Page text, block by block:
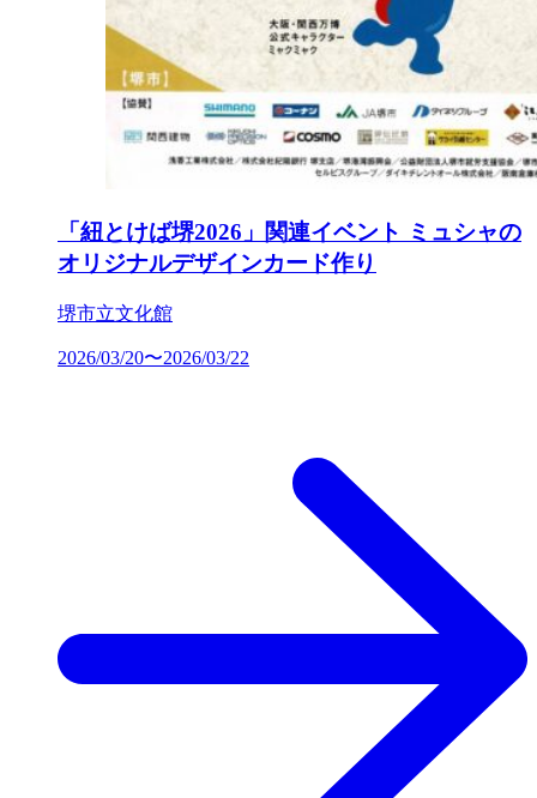
「紐とけば堺2026」関連イベント ミュシャの
オリジナルデザインカード作り
堺市立文化館
2026/03/20〜2026/03/22